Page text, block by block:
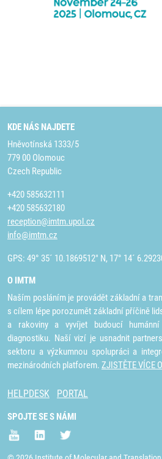
KDE NÁS NAJDETE
Hněvotínská 1333/5
779 00 Olomouc
Czech Republic
+420 585632111
+420 585632180
reception@imtm.upol.cz
info@imtm.cz
GPS: 49° 35´ 10.1869512" N, 17° 14´
O IMTM
Naším posláním je provádět základní a
s cílem lépe porozumět základní příčině
a rakoviny a vyvíjet budoucí
diagnostiku. Naší vizí je usnadnit
sektoru a výzkumnou spolupráci a
mezinárodních platforem. ZJISTĚTE VÍCE
HELPDESK PORTAL
SPOJTE SE S NÁMI